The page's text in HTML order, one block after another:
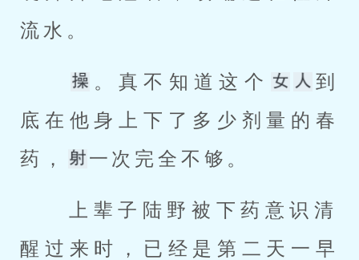
流水。
。真不知道这个
到
底在他身上下了多少剂量的春
药，
一次完全不够。
醒过来时，已经是第二天一早